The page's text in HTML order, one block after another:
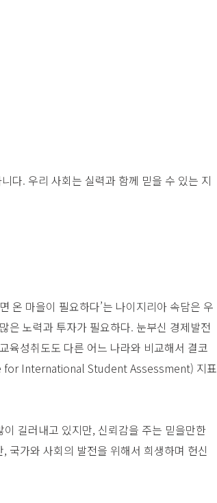
다. 우리 사회는 실력과 함께 믿을 수 있는 지
온 마을이 필요하다’는 나이지리아 속담은 우
은 노력과 투자가 필요하다. 눈부신 경제발전
육성취도도 다른 어느 나라와 비교해서 결코
for International Student Assessment) 지표
길러내고 있지만, 신뢰감을 주는 믿을만한
국가와 사회의 발전을 위해서 희생하며 헌신